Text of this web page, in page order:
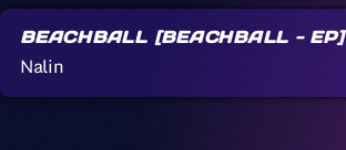
BEACHBALL [BEACHBALL - EP]
Nalin